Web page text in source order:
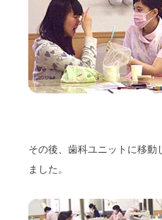
その後、歯科ユニットに移
ました。